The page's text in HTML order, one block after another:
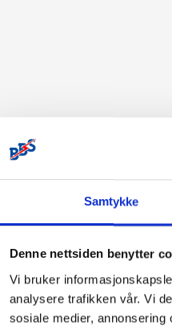
Samtykke
Denne nettsiden benytter
Vi bruker
analysere trafikken vår. Vi
sosiale medier,